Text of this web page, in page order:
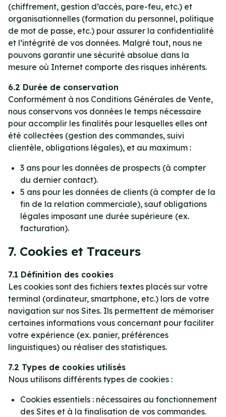
(chiffrement, gestion d’accès, pare-feu, etc.) et
organisationnelles (formation du personnel, politique
de mot de passe, etc.) pour assurer la confidentialité
et l’intégrité de vos données. Malgré tout, nous ne
pouvons garantir une sécurité absolue dans la
mesure où Internet comporte des risques inhérents.
6.2 Durée de conservation
Conformément à nos Conditions Générales de Vente,
nous conservons vos données le temps nécessaire
pour accomplir les finalités pour lesquelles elles ont
été collectées (gestion des commandes, suivi
clientèle, obligations légales), et au maximum :
3 ans pour les données de prospects (à compter
du dernier contact).
5 ans pour les données de clients (à compter de la
fin de la relation commerciale), sauf obligations
légales imposant une durée supérieure (ex.
facturation).
7. Cookies et Traceurs
7.1 Définition des cookies
Les cookies sont des fichiers textes placés sur votre
terminal (ordinateur, smartphone, etc.) lors de votre
navigation sur nos Sites. Ils permettent de mémoriser
certaines informations vous concernant pour faciliter
votre expérience (ex. panier, préférences
linguistiques) ou réaliser des statistiques.
7.2 Types de cookies utilisés
Nous utilisons différents types de cookies :
Cookies essentiels : nécessaires au fonctionnement
des Sites et à la finalisation de vos commandes.